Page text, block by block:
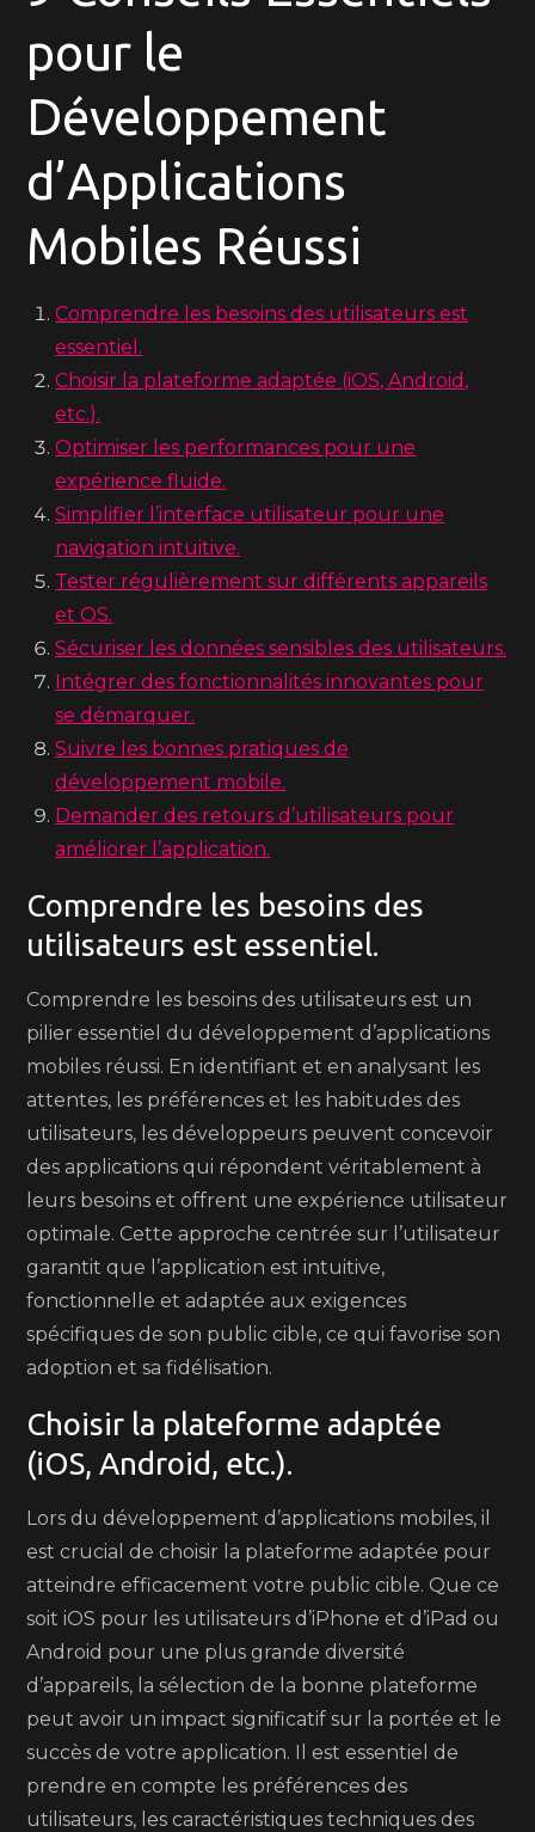
pour le
Développement
d’Applications
Mobiles Réussi
Comprendre les besoins des utilisateurs est
essentiel.
Choisir la plateforme adaptée (iOS, Android,
etc.).
Optimiser les performances pour une
expérience fluide.
Simplifier l’interface utilisateur pour une
navigation intuitive.
Tester régulièrement sur différents appareils
et OS.
Sécuriser les données sensibles des utilisateurs.
Intégrer des fonctionnalités innovantes pour
se démarquer.
Suivre les bonnes pratiques de
développement mobile.
Demander des retours d’utilisateurs pour
améliorer l’application.
Comprendre les besoins des
utilisateurs est essentiel.
Comprendre les besoins des utilisateurs est un
pilier essentiel du développement d’applications
mobiles réussi. En identifiant et en analysant les
attentes, les préférences et les habitudes des
utilisateurs, les développeurs peuvent concevoir
des applications qui répondent véritablement à
leurs besoins et offrent une expérience utilisateur
optimale. Cette approche centrée sur l’utilisateur
garantit que l’application est intuitive,
fonctionnelle et adaptée aux exigences
spécifiques de son public cible, ce qui favorise son
adoption et sa fidélisation.
Choisir la plateforme adaptée
(iOS, Android, etc.).
Lors du développement d’applications mobiles, il
est crucial de choisir la plateforme adaptée pour
atteindre efficacement votre public cible. Que ce
soit iOS pour les utilisateurs d’iPhone et d’iPad ou
Android pour une plus grande diversité
d’appareils, la sélection de la bonne plateforme
peut avoir un impact significatif sur la portée et le
succès de votre application. Il est essentiel de
prendre en compte les préférences des
utilisateurs, les caractéristiques techniques des